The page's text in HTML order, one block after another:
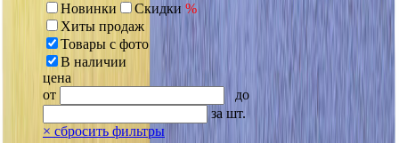
Новинки
Скидки %
Хиты продаж
Товары с фото
В наличии
цена
от
до
за шт.
× сбросить фильтры